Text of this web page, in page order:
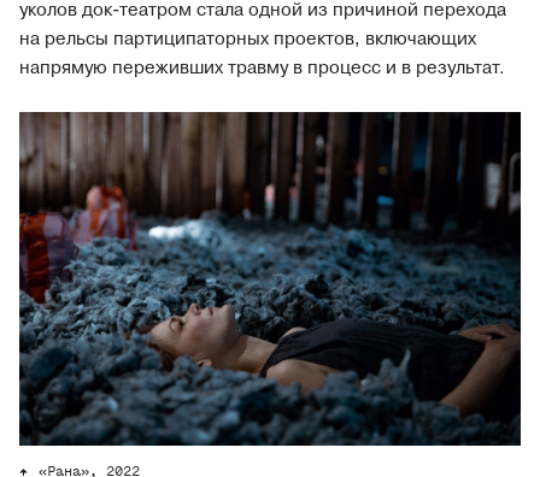
уколов док-театром стала одной из причиной перехода
на рельсы партиципаторных проектов, включающих
напрямую переживших травму в процесс и в результат.
«Рана», 2022